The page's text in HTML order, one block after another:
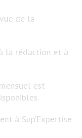
de la
la rédaction et à
est
à Sup’Expertise